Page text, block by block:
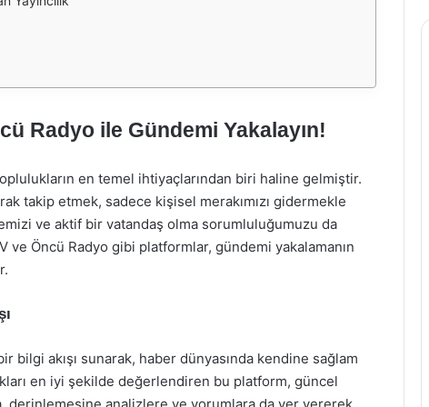
Radyo ile Gündemi Yakalayın!
en temel ihtiyaçlarından biri haline gelmiştir.
takip etmek, sadece kişisel merakımızı gidermekle
ve aktif bir vatandaş olma sorumluluğumuzu da
ve Öncü Radyo gibi platformlar, gündemi yakalamanın
bilgi akışı sunarak, haber dünyasında kendine sağlam
en iyi şekilde değerlendiren bu platform, güncel